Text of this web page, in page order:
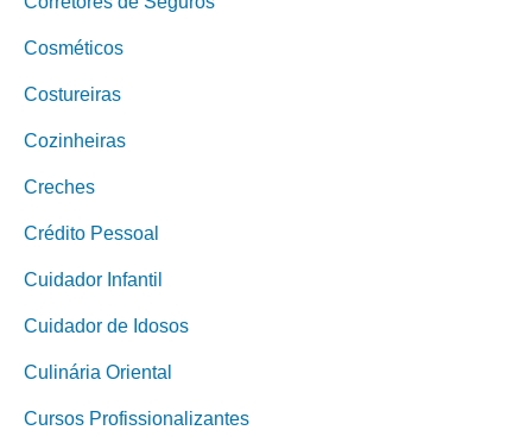
Cosméticos
Costureiras
Cozinheiras
Creches
Crédito Pessoal
Cuidador Infantil
Cuidador de Idosos
Culinária Oriental
Cursos Profissionalizantes